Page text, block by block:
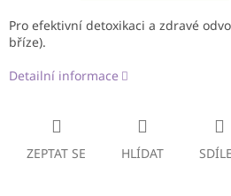
Pro efektivní detoxikaci a zdravé
bříze).
Detailní informace
ZEPTAT SE HLÍDAT